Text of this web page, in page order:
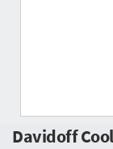
Davidoff